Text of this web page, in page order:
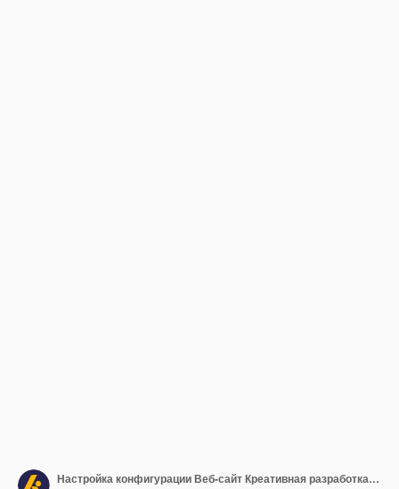
Настройка конфигурации Веб-сайт Креативная разработка 3D